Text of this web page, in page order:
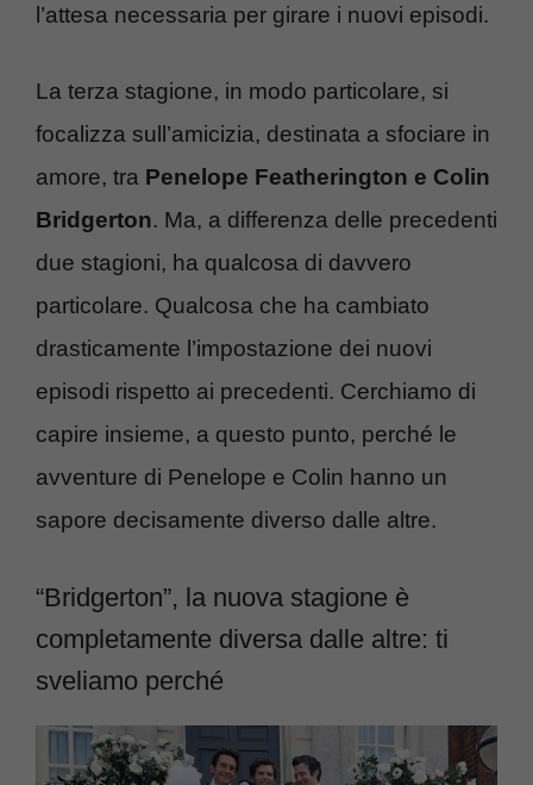
l’attesa necessaria per girare i nuovi episodi.
La terza stagione, in modo particolare, si
focalizza sull’amicizia, destinata a sfociare in
amore, tra Penelope Featherington e Colin
Bridgerton. Ma, a differenza delle precedenti
due stagioni, ha qualcosa di davvero
particolare. Qualcosa che ha cambiato
drasticamente l’impostazione dei nuovi
episodi rispetto ai precedenti. Cerchiamo di
capire insieme, a questo punto, perché le
avventure di Penelope e Colin hanno un
sapore decisamente diverso dalle altre.
“Bridgerton”, la nuova stagione è
completamente diversa dalle altre: ti
sveliamo perché